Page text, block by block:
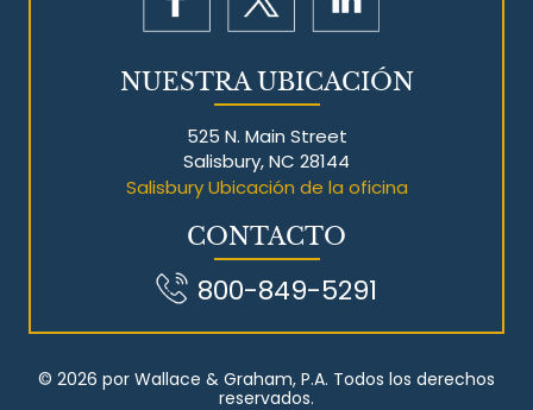
NUESTRA UBICACIÓN
525 N. Main Street
Salisbury, NC 28144
Salisbury Ubicación de la oficina
CONTACTO
800-849-5291
© 2026 por Wallace & Graham, P.A. Todos los derechos
reservados.